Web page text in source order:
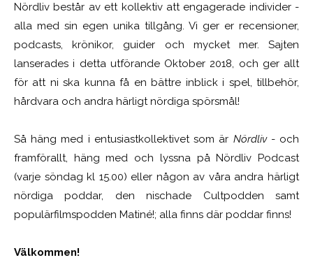
Nördliv består av ett kollektiv att engagerade individer -
alla med sin egen unika tillgång. Vi ger er recensioner,
podcasts, krönikor, guider och mycket mer. Sajten
lanserades i detta utförande Oktober 2018, och ger allt
för att ni ska kunna få en bättre inblick i spel, tillbehör,
hårdvara och andra härligt nördiga spörsmål!
Så häng med i entusiastkollektivet som är Nördliv- och
framförallt, häng med och lyssna på Nördliv Podcast
(varje söndag kl 15.00) eller någon av våra andra härligt
nördiga poddar, den nischade Cultpodden samt
populärfilmspodden Matiné!; alla finns där poddar finns!
Välkommen!